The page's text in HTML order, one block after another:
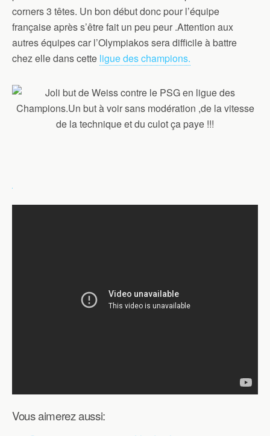
corners 3 têtes. Un bon début donc pour l’équipe
française après s’être fait un peu peur .Attention aux
autres équipes car l’Olympiakos sera difficile à battre
chez elle dans cette ligue des champions.
Vous aimerez aussi: